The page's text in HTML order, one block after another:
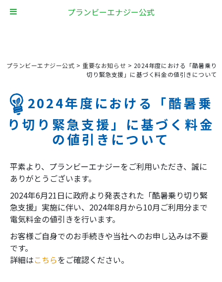
プランビーエナジー公式 > 重要なお知らせ > 2024年度における「酷暑乗り
切り緊急支援」に基づく料金の値引きについて
2024年度における「酷暑乗
り切り緊急支援」に基づく料金
の値引きについて
平素より、プランビーエナジーをご利用いただき、誠に
ありがとうございます。
2024年6月21日に政府より発表された「酷暑乗り切り緊
急支援」実施に伴い、2024年8月から10月ご利用分まで
電気料金の値引きを行います。
お客様ご自身でのお手続きや当社へのお申し込みは不要
です。
詳細はこちらをご確認ください。
プランビーエナジー公式